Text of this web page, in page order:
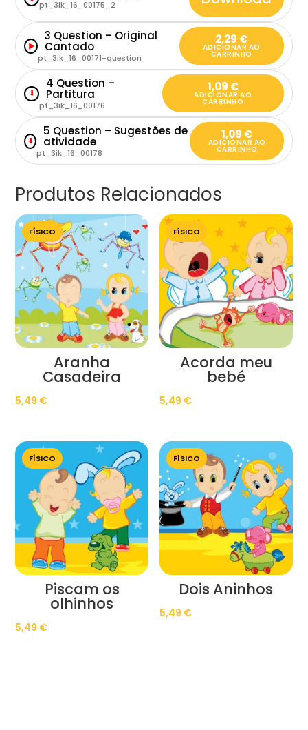
pt_3ik_16_00175_2
3 Question – Original
Cantado
pt_3ik_16_00171-question
2,29 €
ADICIONAR AO
CARRINHO
⬇
4 Question –
Partitura
pt_3ik_16_00176
1,09 €
ADICIONAR AO
CARRINHO
⬇
5 Question – Sugestões de
atividade
pt_3ik_16_00178
1,09 €
ADICIONAR AO
CARRINHO
Produtos Relacionados
FÍSICO
Aranha
Casadeira
5,49 €
FÍSICO
Acorda meu
bebé
5,49 €
FÍSICO
Piscam os
olhinhos
5,49 €
FÍSICO
Dois Aninhos
5,49 €